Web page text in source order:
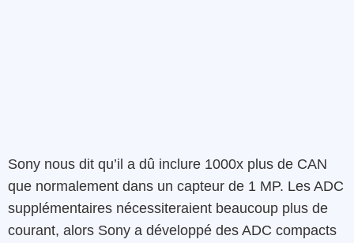
Sony nous dit qu’il a dû inclure 1000x plus de CAN
que normalement dans un capteur de 1 MP. Les ADC
supplémentaires nécessiteraient beaucoup plus de
courant, alors Sony a développé des ADC compacts